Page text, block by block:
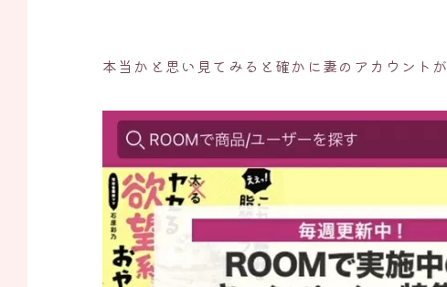
本当かと思い見てみると確かに妻のアカウントが